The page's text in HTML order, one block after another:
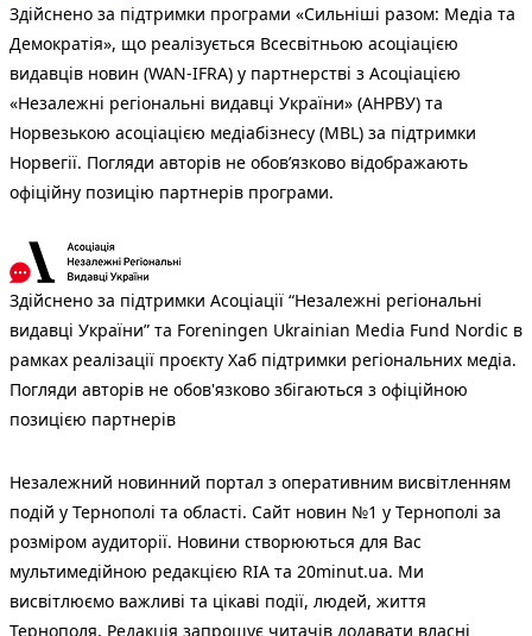
Здійснено за підтримки програми «Сильніші разом: Медіа та
Демократія», що реалізується Всесвітньою асоціацією
видавців новин (WAN-IFRA) у партнерстві з Асоціацією
«Незалежні регіональні видавці України» (АНРВУ) та
Норвезькою асоціацією медіабізнесу (MBL) за підтримки
Норвегії. Погляди авторів не обов’язково відображають
офіційну позицію партнерів програми.
Здійснено за підтримки Асоціації “Незалежні регіональні
видавці України” та Foreningen Ukrainian Media Fund Nordic в
рамках реалізації проєкту Хаб підтримки регіональних медіа.
Погляди авторів не обов'язково збігаються з офіційною
позицією партнерів
Незалежний новинний портал з оперативним висвітленням
подій у Тернополі та області. Сайт новин №1 у Тернополі за
розміром аудиторії. Новини створюються для Вас
мультимедійною редакцією RIA та 20minut.ua. Ми
висвітлюємо важливі та цікаві події, людей, життя
Тернополя. Редакція запрошує читачів додавати власні